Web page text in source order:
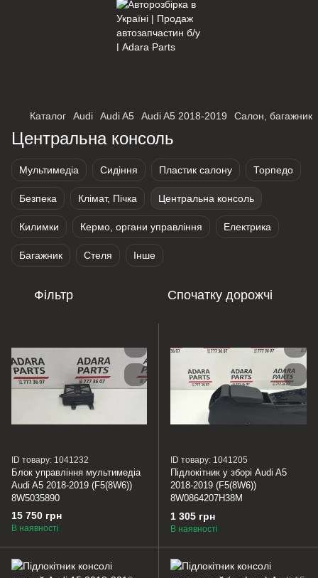
Оберіть мережу для переходу
Каталог Audi Audi A5 Audi A5 2018-2019 Салон, багажник
Центральна консоль
Мультимедіа Сидіння Пластик салону Торпедо
Безпека Клімат, Пічка Центральна консоль
Килимки Кермо, органи управління Електрика
Багажник Стеля Інше
Фільтр Спочатку дорожчі
ID товару: 1041232
Блок управління мультимедіа
Audi A5 2018-2019 (F5(8W6))
8W5035890
15 750 грн
В наявності
ID товару: 1041205
Підлокітник у зборі Audi A5
2018-2019 (F5(8W6))
8W0864207H38M
1 305 грн
В наявності